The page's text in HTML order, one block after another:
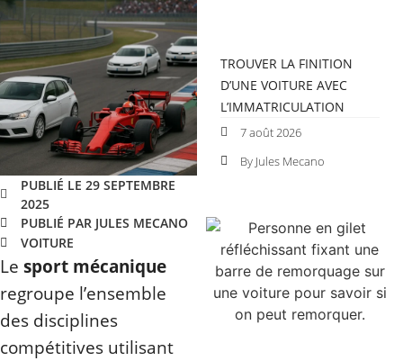
PUBLIÉ LE 29 SEPTEMBRE
2025
PUBLIÉ PAR JULES MECANO
VOITURE
Le sport mécanique
regroupe l’ensemble
des disciplines
compétitives utilisant
TROUVER LA FINITION
D’UNE VOITURE AVEC
L’IMMATRICULATION
7 août 2026
By Jules Mecano